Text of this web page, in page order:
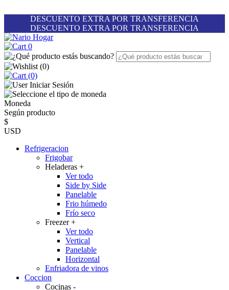
DESCUENTO EXTRA POR TRANSFERENCIA
DESCUENTO EXTRA POR TRANSFERENCIA
0
(0)
(0)
Iniciar Sesión
Moneda
Según producto
$
USD
Refrigeracion
Frigobar
Heladeras +
Ver todo
Side by Side
Panelable
Frio húmedo
Frío seco
Freezer+
Ver todo
Vertical
Panelable
Horizontal
Enfriadora de vinos
Coccion
Cocinas -